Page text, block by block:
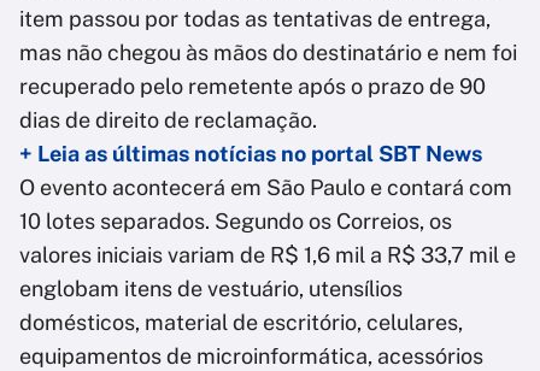
item passou por todas as tentativas de entrega,
mas não chegou às mãos do destinatário e nem foi
recuperado pelo remetente após o prazo de 90
dias de direito de reclamação.
+ Leia as últimas notícias no portal SBT News
O evento acontecerá em São Paulo e contará com
10 lotes separados. Segundo os Correios, os
valores iniciais variam de R$ 1,6 mil a R$ 33,7 mil e
englobam itens de vestuário, utensílios
domésticos, material de escritório, celulares,
equipamentos de microinformática, acessórios